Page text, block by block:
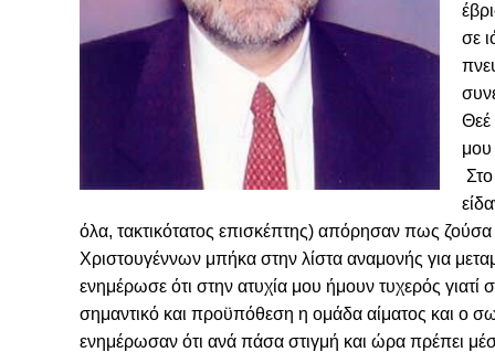
σε
Θεέ
μου
όλα, τακτικότατος επισκέπτης) απόρησαν πως ζούσα
Χριστουγέννων μπήκα στην λίστα αναμονής για
ενημέρωσε ότι στην ατυχία μου ήμουν τυχερός γιατί
σημαντικό και προϋπόθεση η ομάδα αίματος και ο
ενημέρωσαν ότι ανά πάσα στιγμή και ώρα πρέπει